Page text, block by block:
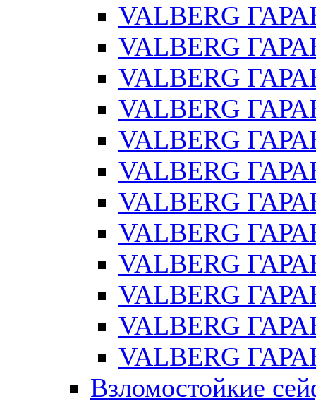
VALBERG
VALBERG
VALBERG
VALBERG
VALBERG
VALBERG
VALBERG
VALBERG
VALBERG
VALBERG
VALBERG
VALBERG
Взломостойкие